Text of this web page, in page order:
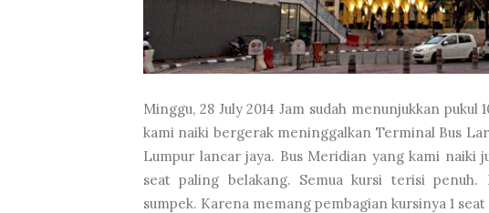
Minggu, 28 July 2014 Jam sudah menunjukkan
kami naiki bergerak meninggalkan Terminal Bus
Lumpur lancar jaya. Bus Meridian yang kami naiki
seat paling belakang. Semua kursi terisi
sumpek. Karena memang pembagian kursinya 1 seat